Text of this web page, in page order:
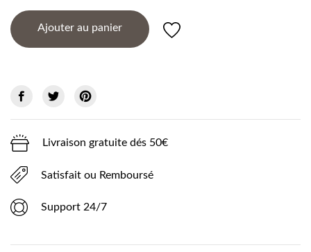
Ajouter au panier
Livraison gratuite dés 50€
Satisfait ou Remboursé
Support 24/7